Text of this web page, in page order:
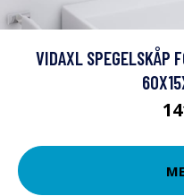
VIDAXL SPEGELSKÅP